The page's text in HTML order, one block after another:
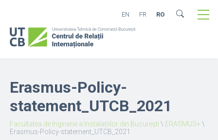
EN FR RO
Erasmus-Policy-
statement_UTCB_2021
Facultatea de Inginerie a Instalațiilor din București \ ERASMUS+ \
Erasmus-Policy-statement_UTCB_2021